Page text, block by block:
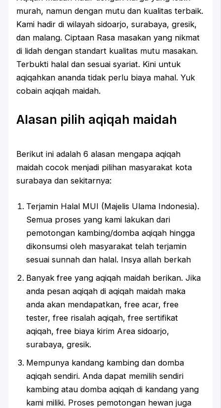
murah, namun dengan mutu dan kualitas terbaik.
Kami hadir di wilayah sidoarjo, surabaya, gresik,
dan malang. Ciptaan Rasa masakan yang nikmat
di lidah dengan standart kualitas mutu masakan.
Terbukti halal dan sesuai syariat. Kini untuk
aqiqahkan ananda tidak perlu biaya mahal. Yuk
cobain aqiqah maidah.
Alasan pilih aqiqah maidah
Berikut ini adalah 6 alasan mengapa aqiqah
maidah cocok menjadi pilihan masyarakat kota
surabaya dan sekitarnya:
Terjamin Halal MUI (Majelis Ulama Indonesia).
Semua proses yang kami lakukan dari
pemotongan kambing/domba aqiqah hingga
dikonsumsi oleh masyarakat telah terjamin
sesuai sunnah dan halal. Insya allah berkah
Banyak free yang aqiqah maidah berikan. Jika
anda pesan aqiqah di aqiqah maidah maka
anda akan mendapatkan, free acar, free
tester, free risalah aqiqah, free sertifikat
aqiqah, free biaya kirim Area sidoarjo,
surabaya, gresik.
Mempunya kandang kambing dan domba
aqiqah sendiri. Anda dapat memilih sendiri
kambing atau domba aqiqah di kandang yang
kami miliki. Proses pemotongan hewan juga